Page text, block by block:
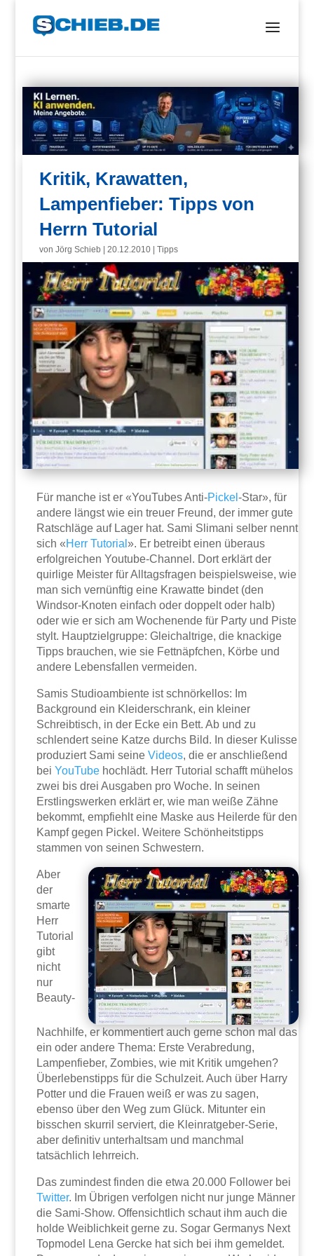
Kritik, Krawatten,
Lampenfieber: Tipps von
Herrn Tutorial
vonJörg Schieb |20.12.2010 |Tipps
Für manche ist er «YouTubes Anti-Pickel-Star», für
andere längst wie ein treuer Freund, der immer gute
Ratschläge auf Lager hat. Sami Slimani selber nennt
sich «Herr Tutorial». Er betreibt einen überaus
erfolgreichen Youtube-Channel. Dort erklärt der
quirlige Meister für Alltagsfragen beispielsweise, wie
man sich vernünftig eine Krawatte bindet (den
Windsor-Knoten einfach oder doppelt oder halb)
oder wie er sich am Wochenende für Party und Piste
stylt. Hauptzielgruppe: Gleichaltrige, die knackige
Tipps brauchen, wie sie Fettnäpfchen, Körbe und
andere Lebensfallen vermeiden.
Samis Studioambiente ist schnörkellos: Im
Background ein Kleiderschrank, ein kleiner
Schreibtisch, in der Ecke ein Bett. Ab und zu
schlendert seine Katze durchs Bild. In dieser Kulisse
produziert Sami seineVideos, die er anschließend
beiYouTube hochlädt. Herr Tutorial schafft mühelos
zwei bis drei Ausgaben pro Woche. In seinen
Erstlingswerken erklärt er, wie man weiße Zähne
bekommt, empfiehlt eine Maske aus Heilerde für den
Kampf gegen Pickel. Weitere Schönheitstipps
stammen von seinen Schwestern.
Aber
der
smarte
Herr
Tutorial
gibt
nicht
nur
Beauty-
Nachhilfe, er kommentiert auch gerne schon mal das
ein oder andere Thema: Erste Verabredung,
Lampenfieber, Zombies, wie mit Kritik umgehen?
Überlebenstipps für die Schulzeit. Auch über Harry
Potter und die Frauen weiß er was zu sagen,
ebenso über den Weg zum Glück. Mitunter ein
bisschen skurril serviert, die Kleinratgeber-Serie,
aber definitiv unterhaltsam und manchmal
tatsächlich lehrreich.
Das zumindest finden die etwa 20.000 Follower bei
Twitter. Im Übrigen verfolgen nicht nur junge Männer
die Sami-Show. Offensichtlich schaut ihm auch die
holde Weiblichkeit gerne zu. Sogar Germanys Next
Topmodel Lena Gercke hat sich bei ihm gemeldet.